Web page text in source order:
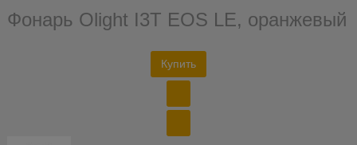
Фонарь Olight I3T EOS LE, оранжевый
Купить